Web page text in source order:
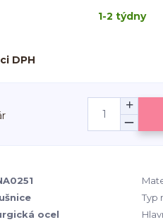
1-2 týdny
DPH
Typ
ocel